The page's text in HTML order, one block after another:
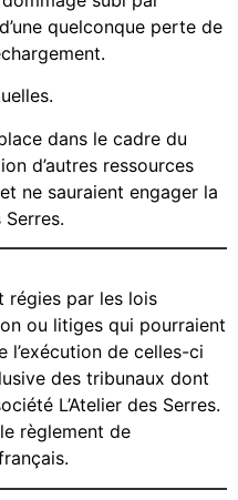
quelconque perte de
dans le cadre du
d’autres ressources
ne sauraient engager la
Serres.
régies par les lois
ou litiges qui pourraient
l’exécution de celles-ci
des tribunaux dont
L’Atelier des Serres.
règlement de